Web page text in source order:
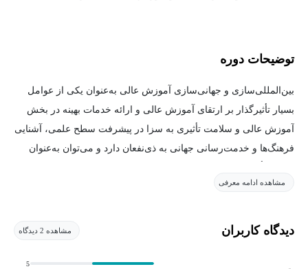
توضیحات دوره
بین‌المللی‌سازی و جهانی‌سازی آموزش عالی به‌عنوان یکی از عوامل
بسیار تأثیرگذار بر ارتقای آموزش عالی و ارائه خدمات بهینه در بخش
آموزش عالی و سلامت تأثیری به سزا در پیشرفت سطح علمی، آشنایی
فرهنگ‌ها و خدمت‌رسانی جهانی به ذی‌نفعان دارد و می‌توان به‌عنوان
یادکرد.
مؤسسات آموزش عالی باتکیه‌بر بین‌المللی‌سازی و جهانی‌سازی
می‌توانند در خلق ثروت از طریق دانشگاه‌های هزاره مشارکت کنند و
توانمندی‌های اعضای هیئت‌علمی، دانشجویان و کارکنان را ارتقا دهند.
مشاهده ادامه معرفی
دیدگاه کاربران مشاهده 2 دیدگاه
5